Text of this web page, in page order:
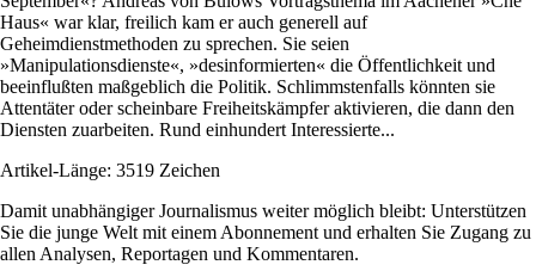
Haus« war klar, freilich kam er auch generell auf
Geheimdienstmethoden zu sprechen. Sie seien
»Manipulationsdienste«, »desinformierten« die Öffentlichkeit und
beeinflußten maßgeblich die Politik. Schlimmstenfalls könnten sie
Attentäter oder scheinbare Freiheitskämpfer aktivieren, die dann den
Diensten zuarbeiten. Rund einhundert Interessierte...
Artikel-Länge: 3519 Zeichen
Damit unabhängiger Journalismus weiter möglich bleibt: Unterstützen
Sie die junge Welt mit einem Abonnement und erhalten Sie Zugang zu
allen Analysen, Reportagen und Kommentaren.